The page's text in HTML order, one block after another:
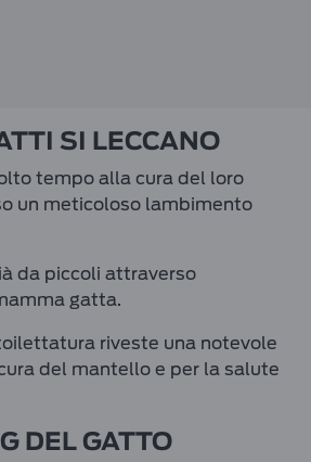
SI LECCANO
tempo alla cura del loro
un meticoloso lambimento
da piccoli attraverso
gatta.
riveste una notevole
del mantello e per la salute
DEL GATTO